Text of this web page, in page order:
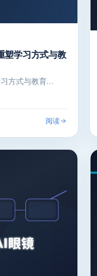
塑学习方式与教
方式与教育…
阅读